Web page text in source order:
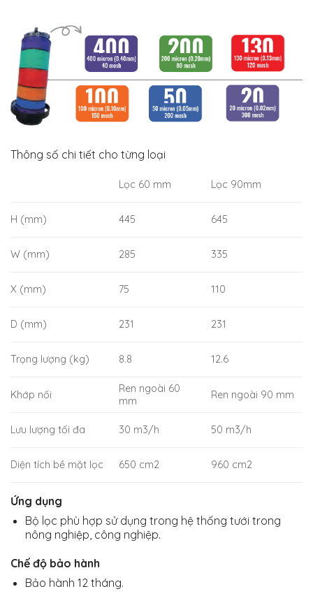
Thông số chi tiết cho từng loại
Lọc 60 mm Lọc 90mm
H (mm) 445 645
W (mm) 285 335
X (mm) 75 110
D (mm) 231 231
Trọng lượng (kg) 8.8 12.6
Khớp nối
Ren ngoài 60
mm
Ren ngoài 90 mm
Lưu lượng tối đa 30 m3/h 50 m3/h
Diện tích bề mặt lọc 650 cm2 960 cm2
Ứng dụng
Bộ lọc phù hợp sử dụng trong hệ thống tưới trong
nông nghiệp, công nghiệp.
Chế độ bảo hành
Bảo hành 12 tháng.